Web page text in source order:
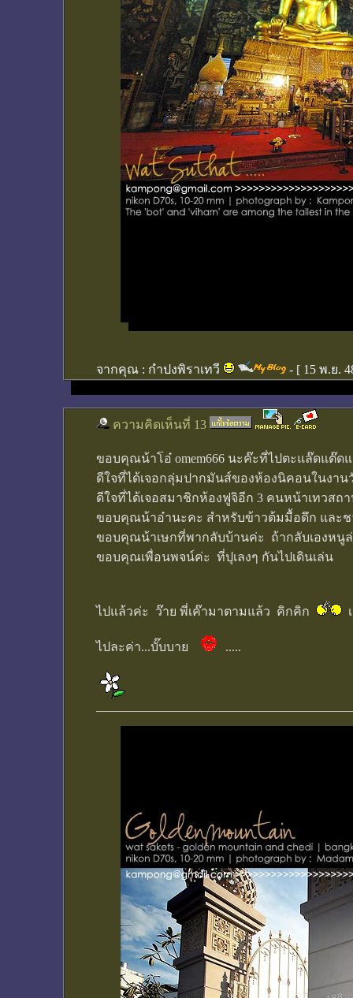
จากคุณ : กำปงพิราเทวี - [ 15 พ.ย.
ความคิดเห็นที่ 13
ขอบคุณน้าโอ๋ omem666 นะค๊ะที่ไปตะแล๊ดแต๊ด
ดีใจที่ได้เจอกลุ่มปากมันส์ของห้องนิคอนในงา
ดีใจที่ได้เจอสมาชิกห้องฟูจิอีก 3 คนหน้าเทวสถ
ขอบคุณน้าอ๋านะคะ สำหรับข้าวต้มมื้อดึก และช
ขอบคุณน้าเษกที่พากลับบ้านค่ะ ถ้ากลับเองหนู
ขอบคุณเพื่อนพจน์ค่ะ ที่ปุเลงๆ กันไปเดินเล่น
ไปแล้วค่ะ ว๊าย พี่เค๊ามาตามแล้ว คิกคิก
ไปละค่า...บั๊บบาย .....